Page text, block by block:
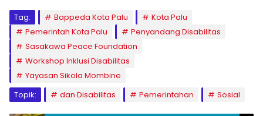
Tag: Bappeda Kota Palu
Kota Palu
Pemerintah Kota Palu
Penyandang Disabilitas
Sasakawa Peace Foundation
Workshop Inklusi Disabilitas
Yayasan Sikola Mombine
Topik:
dan Disabilitas Pemerintahan Sosial